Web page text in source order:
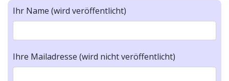
Ihr Name (wird veröffentlicht)
Ihre Mailadresse (wird nicht veröffentlicht)